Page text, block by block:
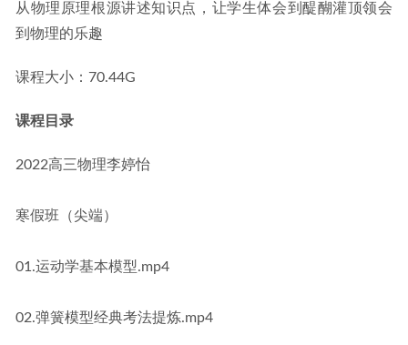
从物理原理根源讲述知识点，让学生体会到醍醐灌顶领会
到物理的乐趣
课程大小：70.44G
课程目录
2022高三物理李婷怡
寒假班（尖端）
01.运动学基本模型.mp4
02.弹簧模型经典考法提炼.mp4